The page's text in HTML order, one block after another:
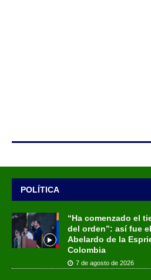
POLÍTICA
“Ha comenzado el
del orden”: así fue
Abelardo de la
Colombia
7 de agosto de 2026